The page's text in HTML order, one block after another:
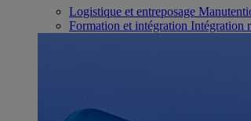
Logistique et entreposage
Formation et intégration Intégration